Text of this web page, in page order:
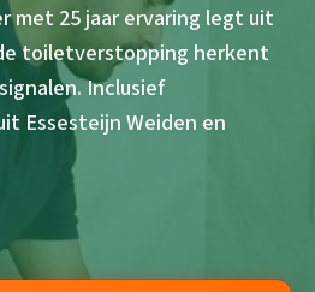
met 25 jaar ervaring legt uit
toiletverstopping herkent
Inclusief
Essesteijn Weiden en